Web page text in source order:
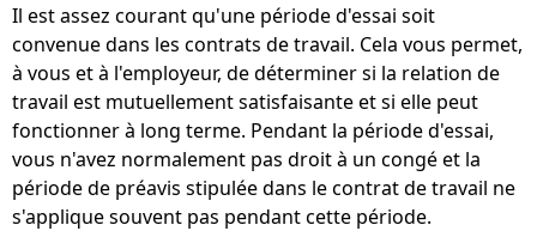
Il est assez courant qu'une période d'essai soit
convenue dans les contrats de travail. Cela vous permet,
à vous et à l'employeur, de déterminer si la relation de
travail est mutuellement satisfaisante et si elle peut
fonctionner à long terme. Pendant la période d'essai,
vous n'avez normalement pas droit à un congé et la
période de préavis stipulée dans le contrat de travail ne
s'applique souvent pas pendant cette période.